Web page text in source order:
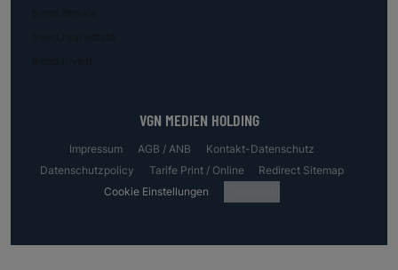
VGN MEDIEN HOLDING
Impressum AGB / ANB
Kontakt-Datenschutz
Datenschutzpolicy
Tarife Print / Online
Redirect Sitemap
Cookie Einstellungen